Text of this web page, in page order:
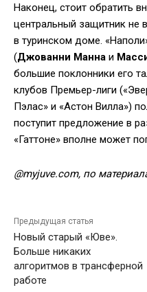
Наконец, стоит обратить
центральный защитник не
в туринском доме.
(Джованни Манна и
большие поклонники его
клубов Премьер-лиги
Пэлас» и «Астон Вилла»)
поступит предложение в
«Гаттоне» вполне может
@myjuve.com, по
Предыдущая статья
Новый старый «Юве».
Больше никаких
алгоритмов в трансферной
работе